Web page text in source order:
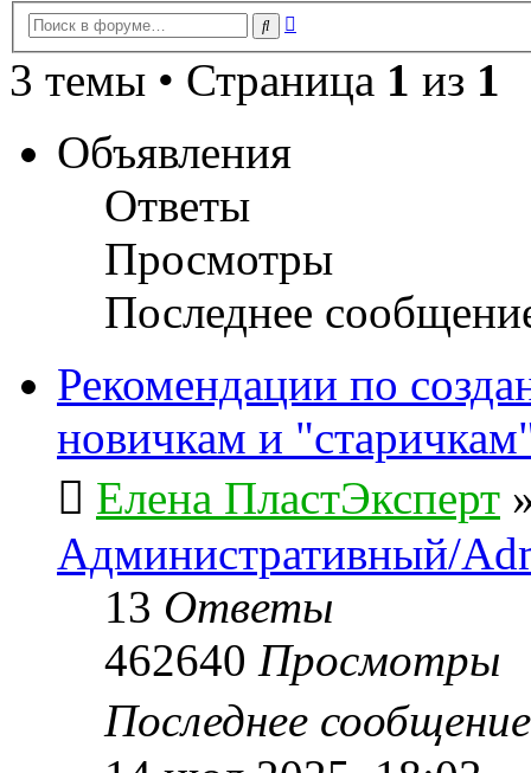
Поиск
3 темы • Страница 1 из 1
Объявления
Ответы
Просмотры
Последнее
Рекомендации по
новичкам и
Елена ПластЭксперт
Административный/
13 Ответы
462640 Просмотры
Последнее